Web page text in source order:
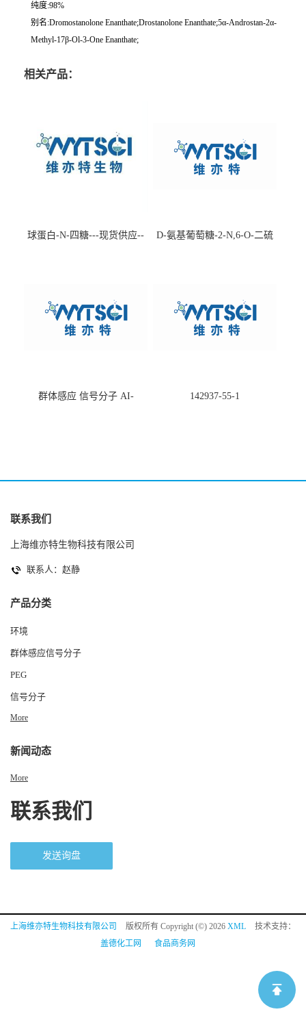
纯度:98%
别名:Dromostanolone Enanthate;Drostanolone Enanthate;5α-Androstan-2α-
Methyl-17β-Ol-3-One Enanthate;
相关产品：
球蛋白-N-四糖---现货供应--
D-氨基葡萄糖-2-N,6-O-二硫
群体感应 信号分子 AI-
142937-55-1
联系我们
上海维亦特生物科技有限公司
联系人：赵静
产品分类
环境
群体感应信号分子
PEG
信号分子
More
新闻动态
More
联系我们
发送询盘
上海维亦特生物科技有限公司 版权所有 Copyright (©) 2026 XML
技术支持：
盖德化工网
食品商务网